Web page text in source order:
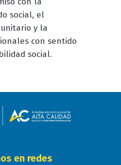
social, el
y la
con sentido
social.
en redes